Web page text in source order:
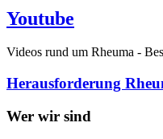
Youtube
Videos rund um Rheuma -
Herausforderung
Wer wir sind